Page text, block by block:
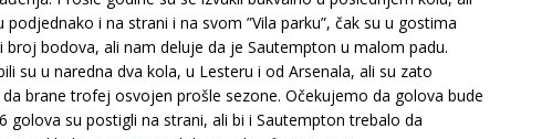
i na strani i na svom ”Vila parku”, čak su u gostima
bodova, ali nam deluje da je Sautempton u malom padu.
su u naredna dva kola, u Lesteru i od Arsenala, ali su zato
da brane trofej osvojen prošle sezone. Očekujemo da golova bude
golova su postigli na strani, ali bi i Sautempton trebalo da